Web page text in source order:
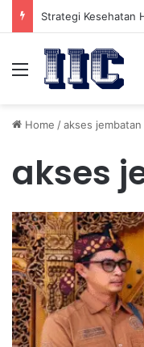
Menu
Home /akses jembatan
akses